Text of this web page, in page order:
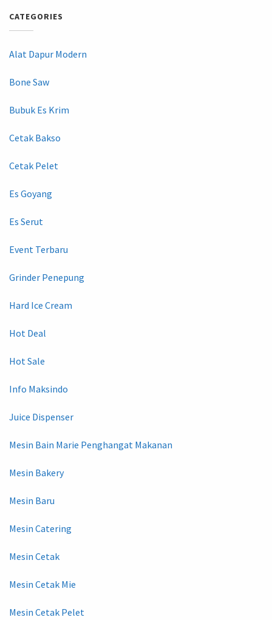
CATEGORIES
Alat Dapur Modern
Bone Saw
Bubuk Es Krim
Cetak Bakso
Cetak Pelet
Es Goyang
Es Serut
Event Terbaru
Grinder Penepung
Hard Ice Cream
Hot Deal
Hot Sale
Info Maksindo
Juice Dispenser
Mesin Bain Marie Penghangat Makanan
Mesin Bakery
Mesin Baru
Mesin Catering
Mesin Cetak
Mesin Cetak Mie
Mesin Cetak Pelet